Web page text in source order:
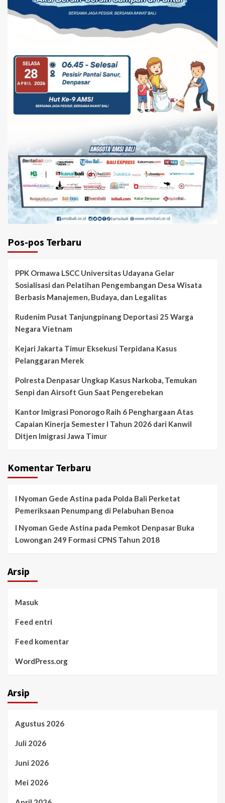
Pos-pos Terbaru
PPK Ormawa LSCC Universitas Udayana Gelar
Sosialisasi dan Pelatihan Pengembangan Desa Wisata
Berbasis Manajemen, Budaya, dan Legalitas
Rudenim Pusat Tanjungpinang Deportasi 25 Warga
Negara Vietnam
Kejari Jakarta Timur Eksekusi Terpidana Kasus
Pelanggaran Merek
Polresta Denpasar Ungkap Kasus Narkoba, Temukan
Senpi dan Airsoft Gun Saat Pengerebekan
Kantor Imigrasi Ponorogo Raih 6 Penghargaan Atas
Capaian Kinerja Semester I Tahun 2026 dari Kanwil
Ditjen Imigrasi Jawa Timur
Komentar Terbaru
I Nyoman Gede Astina pada Polda Bali Perketat
Pemeriksaan Penumpang di Pelabuhan Benoa
I Nyoman Gede Astina pada Pemkot Denpasar Buka
Lowongan 249 Formasi CPNS Tahun 2018
Arsip
Masuk
Feed entri
Feed komentar
WordPress.org
Arsip
Agustus 2026
Juli 2026
Juni 2026
Mei 2026